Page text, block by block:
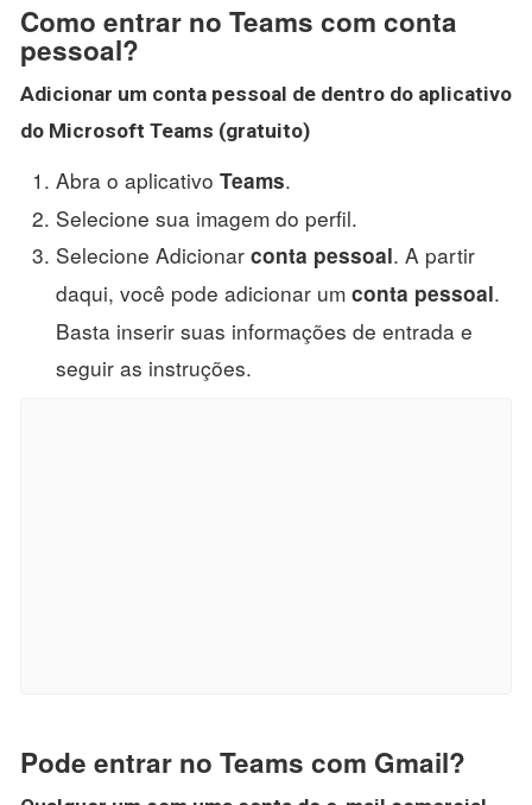
Como entrar no Teams com conta
pessoal?
Adicionar um conta pessoal de dentro do aplicativo
do Microsoft Teams (gratuito)
Abra o aplicativo Teams.
Selecione sua imagem do perfil.
Selecione Adicionar conta pessoal. A partir
daqui, você pode adicionar um conta pessoal.
Basta inserir suas informações de entrada e
seguir as instruções.
Pode entrar no Teams com Gmail?